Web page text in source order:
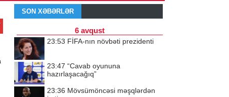
SON XƏBƏRLƏR
6 avqust
23:53 FİFA-nın növbəti prezidenti
23:47 “Cavab oyununa
hazırlaşacağıq”
23:36 Mövsümöncəsi məşqlərdən